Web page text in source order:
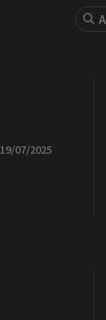
19/07/2025